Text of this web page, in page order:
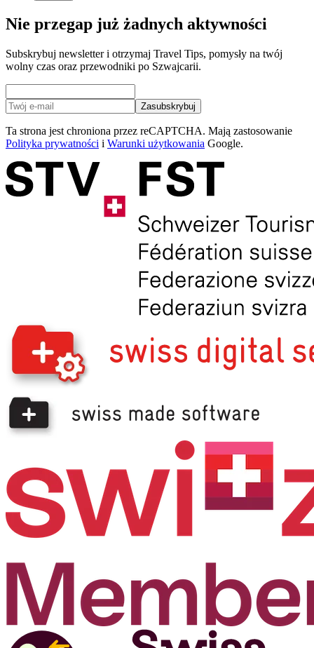
Nie przegap już żadnych aktywności
Subskrybuj newsletter i otrzymaj Travel Tips, pomysły na twój
wolny czas oraz przewodniki po Szwajcarii.
Zasubskrybuj
Ta strona jest chroniona przez reCAPTCHA. Mają zastosowanie
Polityka prywatności i Warunki użytkowania Google.